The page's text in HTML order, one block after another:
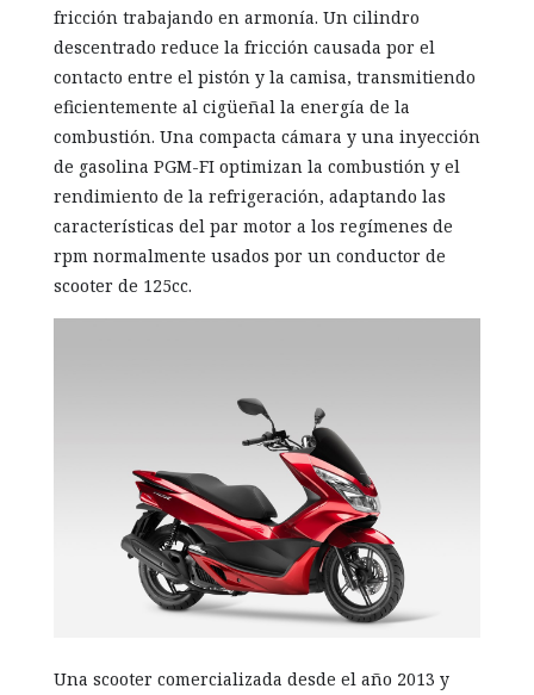
fricción trabajando en armonía. Un cilindro
descentrado reduce la fricción causada por el
contacto entre el pistón y la camisa, transmitiendo
eficientemente al cigüeñal la energía de la
combustión. Una compacta cámara y una inyección
de gasolina PGM-FI optimizan la combustión y el
rendimiento de la refrigeración, adaptando las
características del par motor a los regímenes de
rpm normalmente usados por un conductor de
scooter de 125cc.
Una scooter comercializada desde el año 2013 y